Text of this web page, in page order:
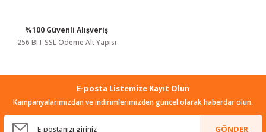
%100 Güvenli Alışveriş
256 BIT SSL Ödeme Alt Yapısı
E-posta Listemize Kayıt Olun
Kampanyalarımızdan ve indirimlerimizden güncel olarak haberdar olun.
GÖNDER